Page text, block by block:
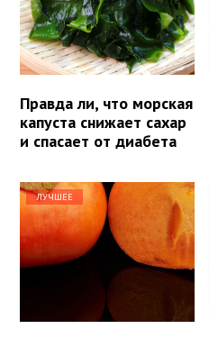
Правда ли, что морская
капуста снижает сахар
и спасает от диабета
ЛУЧШЕЕ